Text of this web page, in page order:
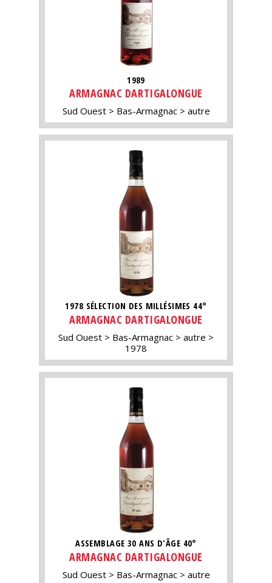
1989
ARMAGNAC DARTIGALONGUE
Sud Ouest Bas-Armagnac autre
1978 SÉLECTION DES MILLÉSIMES 44°
ARMAGNAC DARTIGALONGUE
Sud Ouest Bas-Armagnac
autre
1978
ASSEMBLAGE 30 ANS D'ÂGE 40°
ARMAGNAC DARTIGALONGUE
Sud Ouest Bas-Armagnac autre